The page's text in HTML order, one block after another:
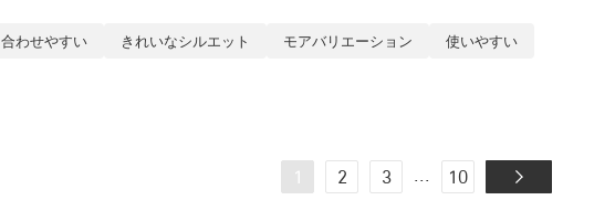
合わせやすい きれいなシルエット モアバリエーション
使いやすい
1 2 3 ... 10